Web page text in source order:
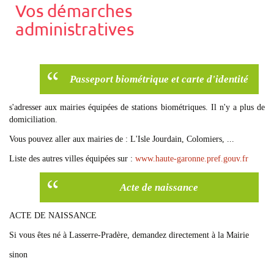
Vos démarches
administratives
Passeport biométrique et carte d'identité
s'adresser aux mairies équipées de stations biométriques. Il n'y a plus de
domiciliation.
Vous pouvez aller aux mairies de : L'Isle Jourdain, Colomiers, ...
Liste des autres villes équipées sur : www.haute-garonne.pref.gouv.fr
Acte de naissance
ACTE DE NAISSANCE
Si vous êtes né à Lasserre-Pradère, demandez directement à la Mairie
sinon